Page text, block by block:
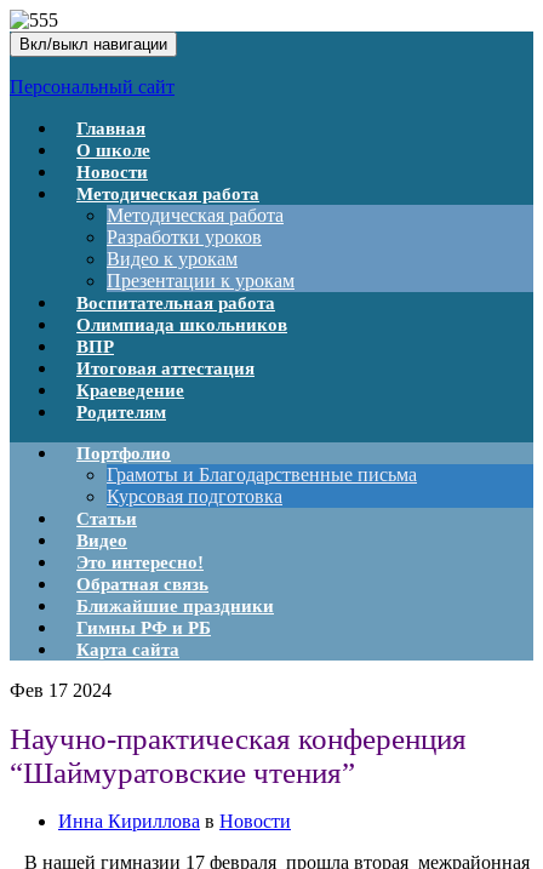
Вкл/выкл навигации
Персональный сайт
Главная
О школе
Новости
Методическая работа
Методическая работа
Разработки уроков
Видео к урокам
Презентации к урокам
Воспитательная работа
Олимпиада школьников
ВПР
Итоговая аттестация
Краеведение
Родителям
Портфолио
Грамоты и Благодарственные письма
Курсовая подготовка
Статьи
Видео
Это интересно!
Обратная связь
Ближайшие праздники
Гимны РФ и РБ
Карта сайта
Фев 17 2024
Научно-практическая конференция
“Шаймуратовские чтения”
Инна Кириллова в Новости
В нашей гимназии 17 февраля прошла вторая межрайонная